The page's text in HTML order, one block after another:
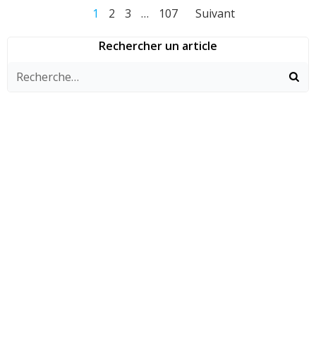
Navigation
des
Navigation
des
Page
1 Page
2 Page
3 … Page
107
des
Suivant
Rechercher un article